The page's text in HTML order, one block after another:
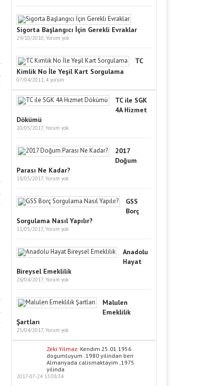
Sigorta Başlangıcı İçin Gerekli Evraklar
29/10/2010, Yorum yok
TC
Kimlik No İle Yeşil Kart Sorgulama
07/04/2011,4 yorum
TC ile SGK
4A Hizmet
Dökümü
20/05/2017, Yorum yok
2017
Doğum
Parası Ne Kadar?
18/05/2017, Yorum yok
GSS
Borç
Sorgulama Nasıl Yapılır?
11/05/2017, Yorum yok
Anadolu
Hayat
Bireysel Emeklilik
26/04/2017, Yorum yok
Malulen
Emeklilik
Şartları
25/04/2017, Yorum yok
Zeki Yilmaz: Kendim 25.01.1956
dogumluyum .1980 yilindan beri
Almanyada calismaktayim ,1975
yilinda
2017-07-24 13:08:34